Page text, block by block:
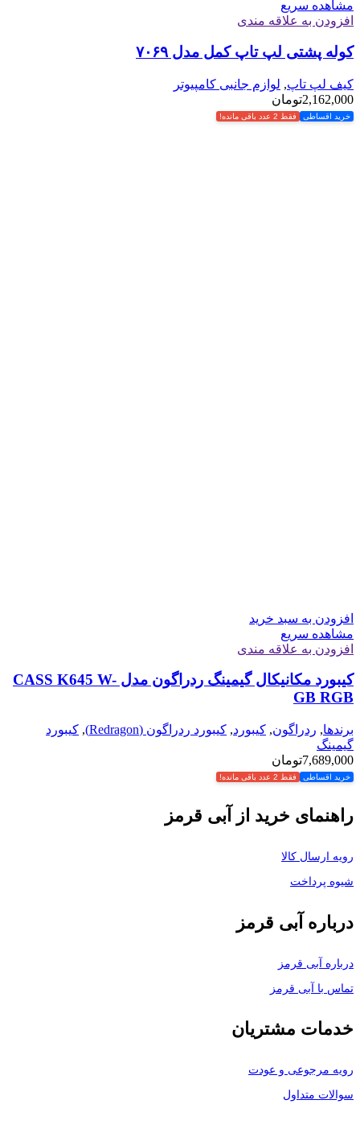
مشاهده سریع
افزودن به علاقه مندی
کوله پشتی لپ تاپ کمل مدل ۷۰۶۹
کیف لپ تاپ, لوازم جانبی کامپیوتر
2,162,000تومان
خرید اقساطی فقط 2 عدد باقی مانده!
افزودن به سبد خرید
مشاهده سریع
افزودن به علاقه مندی
کیبورد مکانیکال گیمینگ ردراگون مدل CASS K645 W-
GB RGB
برندها, ردراگون, کیبورد, کیبورد ردراگون (Redragon) , کیبورد
گیمینگ
7,689,000تومان
خرید اقساطی فقط 2 عدد باقی مانده!
راهنمای خرید از آبی قرمز
رویه ارسال کالا
شیوه پرداخت
درباره آبی قرمز
درباره آبی قرمز
تماس با آبی قرمز
خدمات مشتریان
رویه مرجوعی و عودت
سوالات متداول